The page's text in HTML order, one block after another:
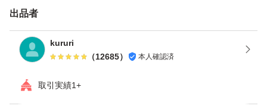
■出品物の光の当たり方や、パソコン画像の環境により、
ございます
■出品物は、多少の汚れ、キズ等がございますので、使用
感を気になされる方の入札は
出品者
kururi
（12685） 本人確認済
取引実績1+